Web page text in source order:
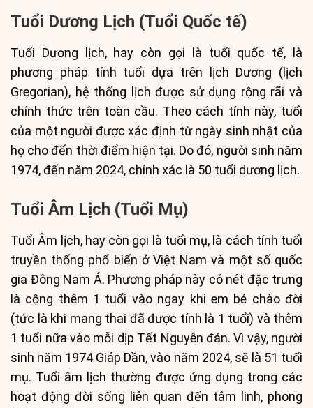
Tuổi Dương Lịch (Tuổi Quốc tế)
Tuổi Dương lịch, hay còn gọi là tuổi quốc tế, là
phương pháp tính tuổi dựa trên lịch Dương (lịch
Gregorian), hệ thống lịch được sử dụng rộng rãi và
chính thức trên toàn cầu. Theo cách tính này, tuổi
của một người được xác định từ ngày sinh nhật của
họ cho đến thời điểm hiện tại. Do đó, người sinh năm
1974, đến năm 2024, chính xác là 50 tuổi dương lịch.
Tuổi Âm Lịch (Tuổi Mụ)
Tuổi Âm lịch, hay còn gọi là tuổi mụ, là cách tính tuổi
truyền thống phổ biến ở Việt Nam và một số quốc
gia Đông Nam Á. Phương pháp này có nét đặc trưng
là cộng thêm 1 tuổi vào ngay khi em bé chào đời
(tức là khi mang thai đã được tính là 1 tuổi) và thêm
1 tuổi nữa vào mỗi dịp Tết Nguyên đán. Vì vậy, người
sinh năm 1974 Giáp Dần, vào năm 2024, sẽ là 51 tuổi
mụ. Tuổi âm lịch thường được ứng dụng trong các
hoạt động đời sống liên quan đến tâm linh, phong